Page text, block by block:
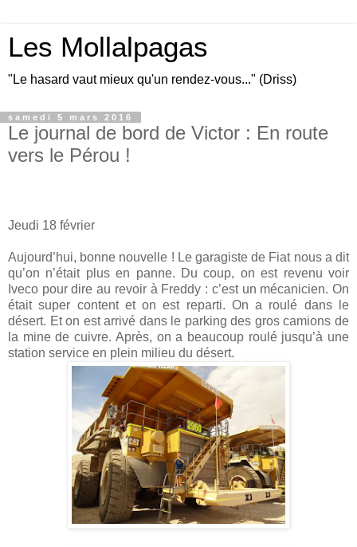
Les Mollalpagas
"Le hasard vaut mieux qu'un rendez-vous..." (Driss)
samedi 5 mars 2016
Le journal de bord de Victor : En route
vers le Pérou !
Jeudi 18 février
Aujourd’hui, bonne nouvelle ! Le garagiste de Fiat nous a dit
qu’on n’était plus en panne. Du coup, on est revenu voir
Iveco pour dire au revoir à Freddy : c’est un mécanicien. On
était super content et on est reparti. On a roulé dans le
désert. Et on est arrivé dans le parking des gros camions de
la mine de cuivre. Après, on a beaucoup roulé jusqu’à une
station service en plein milieu du désert.